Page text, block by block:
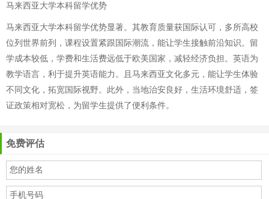
马来西亚大学本科留学优势
马来西亚大学本科留学优势显著。其教育质量获国际认可，多所高校
位列世界前列，课程设置紧跟国际潮流，能让学生接触前沿知识。留
学成本较低，学费和生活费远低于欧美国家，减轻经济负担。英语为
教学语言，利于提升英语能力。且马来西亚文化多元，能让学生体验
不同文化，拓宽国际视野。此外，当地治安良好，生活环境舒适，签
证政策相对宽松，为留学生提供了便利条件。
免费评估